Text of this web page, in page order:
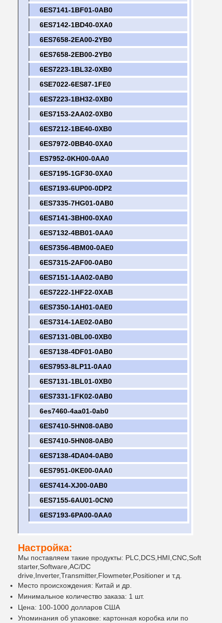
6ES7141-1BF01-0AB0
6ES7142-1BD40-0XA0
6ES7658-2EA00-2YB0
6ES7658-2EB00-2YB0
6ES7223-1BL32-0XB0
6SE7022-6ES87-1FE0
6ES7223-1BH32-0XB0
6ES7153-2AA02-0XB0
6ES7212-1BE40-0XB0
6ES7972-0BB40-0XA0
ES7952-0KH00-0AA0
6ES7195-1GF30-0XA0
6ES7193-6UP00-0DP2
6ES7335-7HG01-0AB0
6ES7141-3BH00-0XA0
6ES7132-4BB01-0AA0
6ES7356-4BM00-0AE0
6ES7315-2AF00-0AB0
6ES7151-1AA02-0AB0
6ES7222-1HF22-0XAB
6ES7350-1AH01-0AE0
6ES7314-1AE02-0AB0
6ES7131-0BL00-0XB0
6ES7138-4DF01-0AB0
6ES7953-8LP11-0AA0
6ES7131-1BL01-0XB0
6ES7331-1FK02-0AB0
6es7460-4aa01-0ab0
6ES7410-5HN08-0AB0
6ES7410-5HN08-0AB0
6ES7138-4DA04-0AB0
6ES7951-0KE00-0AA0
6ES7414-XJ00-0AB0
6ES7155-6AU01-0CN0
6ES7193-6PA00-0AA0
Настройка:
Мы поставляем такие продукты: PLC,DCS,HMI,CNC,Soft
starter,Software,AC/DC
drive,Inverter,Transmitter,Flowmeter,Positioner и т.д.
Место происхождения: Китай и др.
Минимальное количество заказа: 1 шт.
Цена: 100-1000 долларов США
Упоминания об упаковке: картонная коробка или по